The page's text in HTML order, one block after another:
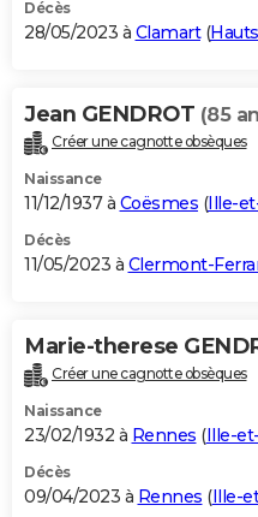
Décès
28/05/2023 à Clamart(
Jean GENDROT (85
Créer une cagnotte obsèques
Naissance
11/12/1937 à Coësmes (Ille-
Décès
11/05/2023 à Clermont-
Marie-therese
Créer une cagnotte obsèques
Naissance
23/02/1932 à Rennes (Ille-
Décès
09/04/2023 à Rennes (Ille-